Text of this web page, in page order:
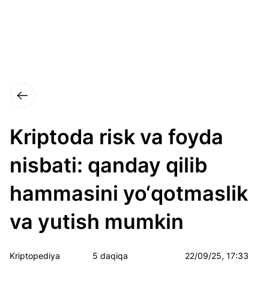
Kriptoda risk va foyda
nisbati: qanday qilib
hammasini yo‘qotmaslik
va yutish mumkin
Kriptopediya 5 daqiqa 22/09/25, 17:33